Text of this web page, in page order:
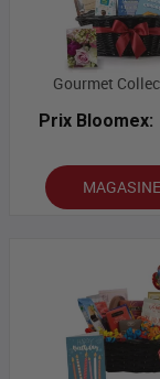
Gourmet
Prix Bloomex: